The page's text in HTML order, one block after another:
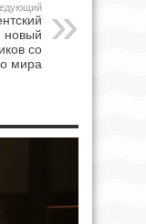
новый
со
мира